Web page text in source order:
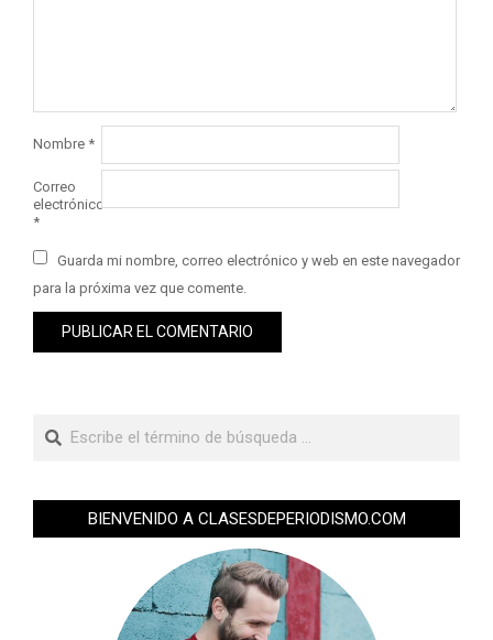
Nombre *
Correo
electrónico
*
Guarda mi nombre, correo electrónico y web en este navegador
para la próxima vez que comente.
BIENVENIDO A CLASESDEPERIODISMO.COM